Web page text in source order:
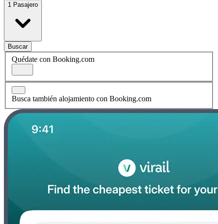
1 Pasajero
Buscar
Quédate con Booking.com
Busca también alojamiento con Booking.com